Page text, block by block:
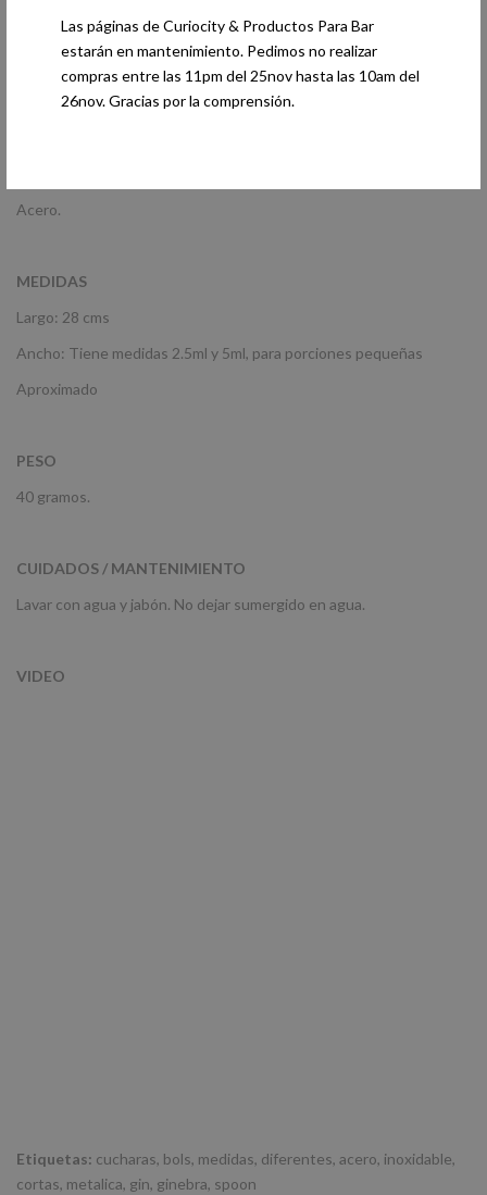
Las páginas de Curiocity & Productos Para Bar
estarán en mantenimiento. Pedimos no realizar
compras entre las 11pm del 25nov hasta las 10am del
26nov. Gracias por la comprensión.
Acero inoxidable.
Acero.
MEDIDAS
Largo: 28 cms
Ancho: Tiene medidas 2.5ml y 5ml, para porciones pequeñas
Aproximado
PESO
40 gramos.
CUIDADOS / MANTENIMIENTO
Lavar con agua y jabón. No dejar sumergido en agua.
VIDEO
Etiquetas: cucharas, bols, medidas, diferentes, acero, inoxidable,
cortas, metalica, gin, ginebra, spoon